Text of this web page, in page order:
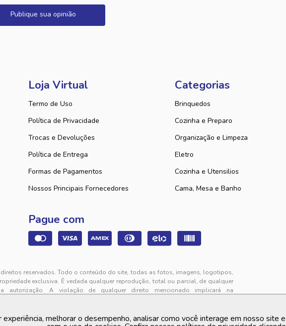
Publique sua opinião
Loja Virtual
Termo de Uso
Política de Privacidade
Trocas e Devoluções
Política de Entrega
Formas de Pagamentos
Nossos Principais Fornecedores
Categorias
Brinquedos
Cozinha e Preparo
Organização e Limpeza
Eletro
Cozinha e Utensilios
Cama, Mesa e Banho
Pague com
reservados. Todo o conteúdo do site, todas as fotos, imagens, logotipos,
exclusiva. É vedada qualquer reprodução, total ou parcial, de qualquer
autorização. A violação de qualquer direito mencionado implicará na
- Rua Lourival Sales, 325 - Jabuti - Eusébio - CE | CEP: 61760-000
3149. Atendimento de segunda a sexta-feira das 9h00 às 12h00 e das 13h00
melhorar o desempenho, analisar como você interage em nosso